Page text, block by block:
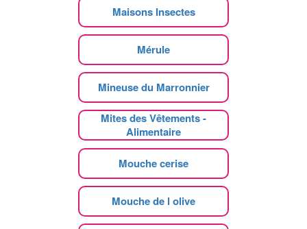
Maisons Insectes
Mérule
Mineuse du Marronnier
Mites des Vêtements -
Alimentaire
Mouche cerise
Mouche de l olive